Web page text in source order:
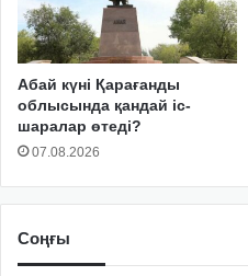
Абай күні Қарағанды
облысында қандай іс-
шаралар өтеді?
07.08.2026
Соңғы